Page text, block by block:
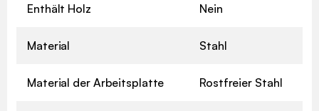
Enthält Holz Nein
Material Stahl
Material der Arbeitsplatte Rostfreier Stahl